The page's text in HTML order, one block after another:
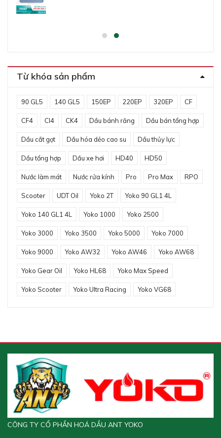
Từ khóa sản phẩm
90 GL5 140 GL5 150EP 220EP 320EP CF
CF4 CI4 CK4 Dầu bánh răng Dầu bán tổng hợp
Dầu cắt gọt Dầu hóa dẻo cao su Dầu thủy lực
Dầu tổng hợp Dầu xe hơi HD40 HD50
Nước làm mát Nước rửa kính Pro Pro Max RPO
Scooter UDT Oil Yoko 2T Yoko 90 GL1 4L
Yoko 140 GL1 4L Yoko 1000 Yoko 2500
Yoko 3000 Yoko 3500 Yoko 5000 Yoko 7000
Yoko 9000 Yoko AW32 Yoko AW46 Yoko AW68
Yoko Gear Oil Yoko HL68 Yoko Max Speed
Yoko Scooter Yoko Ultra Racing Yoko VG68
CÔNG TY CỔ PHẦN HOÁ DẦU ANT YOKO